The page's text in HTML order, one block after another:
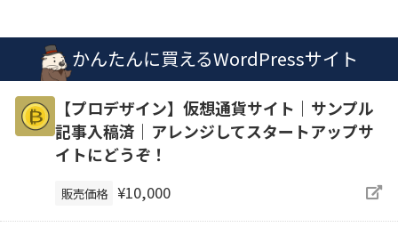
かんたんに買えるWordPressサイト
【プロデザイン】仮想通貨サイト｜サンプル
記事入稿済｜アレンジしてスタートアップサ
イトにどうぞ！
販売価格 ¥10,000